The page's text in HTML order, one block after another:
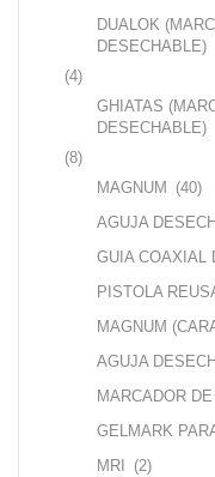
DUALOK
DESECHABLE)
(4)
GHIATAS
DESECHABLE)
(8)
MAGNUM (40)
AGUJA
GUIA COAXIAL
PISTOLA
MAGNUM
AGUJA
MARCADOR
GELMARK
MRI (2)